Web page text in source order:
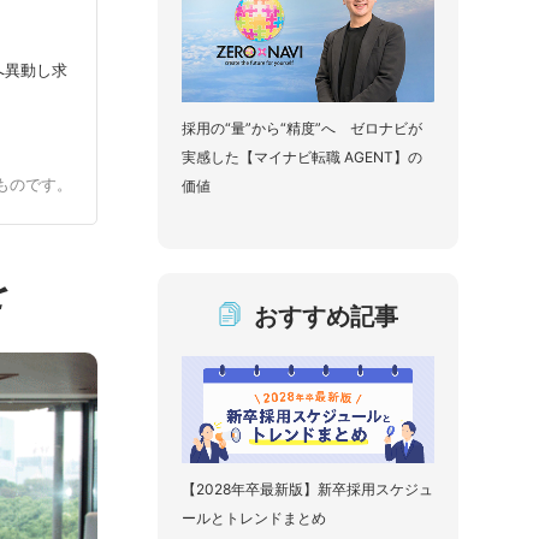
動し求
です。
採用の“量”から“精度”へ ゼロナビが
実感した【マイナビ転職 AGENT】の
価値
おすすめ記事
【2028年卒最新版】新卒採用スケジュ
ールとトレンドまとめ